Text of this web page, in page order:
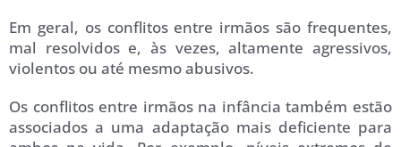
Em geral, os conflitos entre irmãos são frequentes,
mal resolvidos e, às vezes, altamente agressivos,
violentos ou até mesmo abusivos.
Os conflitos entre irmãos na infância também estão
associados a uma adaptação mais deficiente para